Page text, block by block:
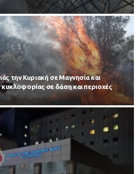
την Κυριακή σε Μαγνησία και
σε δάση και περιοχές